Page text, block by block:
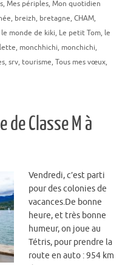
, Mes périples, Mon quotidien
, breizh, bretagne, CHAM,
le monde de kiki, Le petit Tom, le
, monchhichi, monchichi,
, srv, tourisme, Tous mes vœux,
de Classe M à
Vendredi, c’est parti
pour des colonies de
vacances.De bonne
heure, et très bonne
humeur, on joue au
Tétris, pour prendre la
route en auto : 954 km